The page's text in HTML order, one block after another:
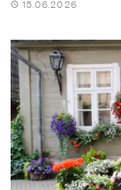
15.06.2026